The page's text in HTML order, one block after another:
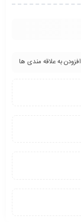
افزودن به علاقه مندی ها